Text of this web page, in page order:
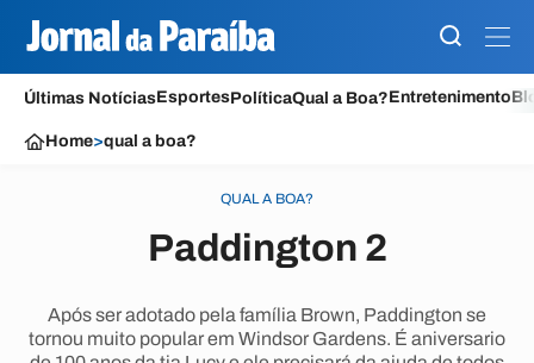
Últimas NotíciasEsportesPolíticaQual a Boa?Entretenimento
Home>qual a boa?
QUAL A BOA?
Paddington 2
Após ser adotado pela família Brown, Paddington se
tornou muito popular em Windsor Gardens. É aniversario